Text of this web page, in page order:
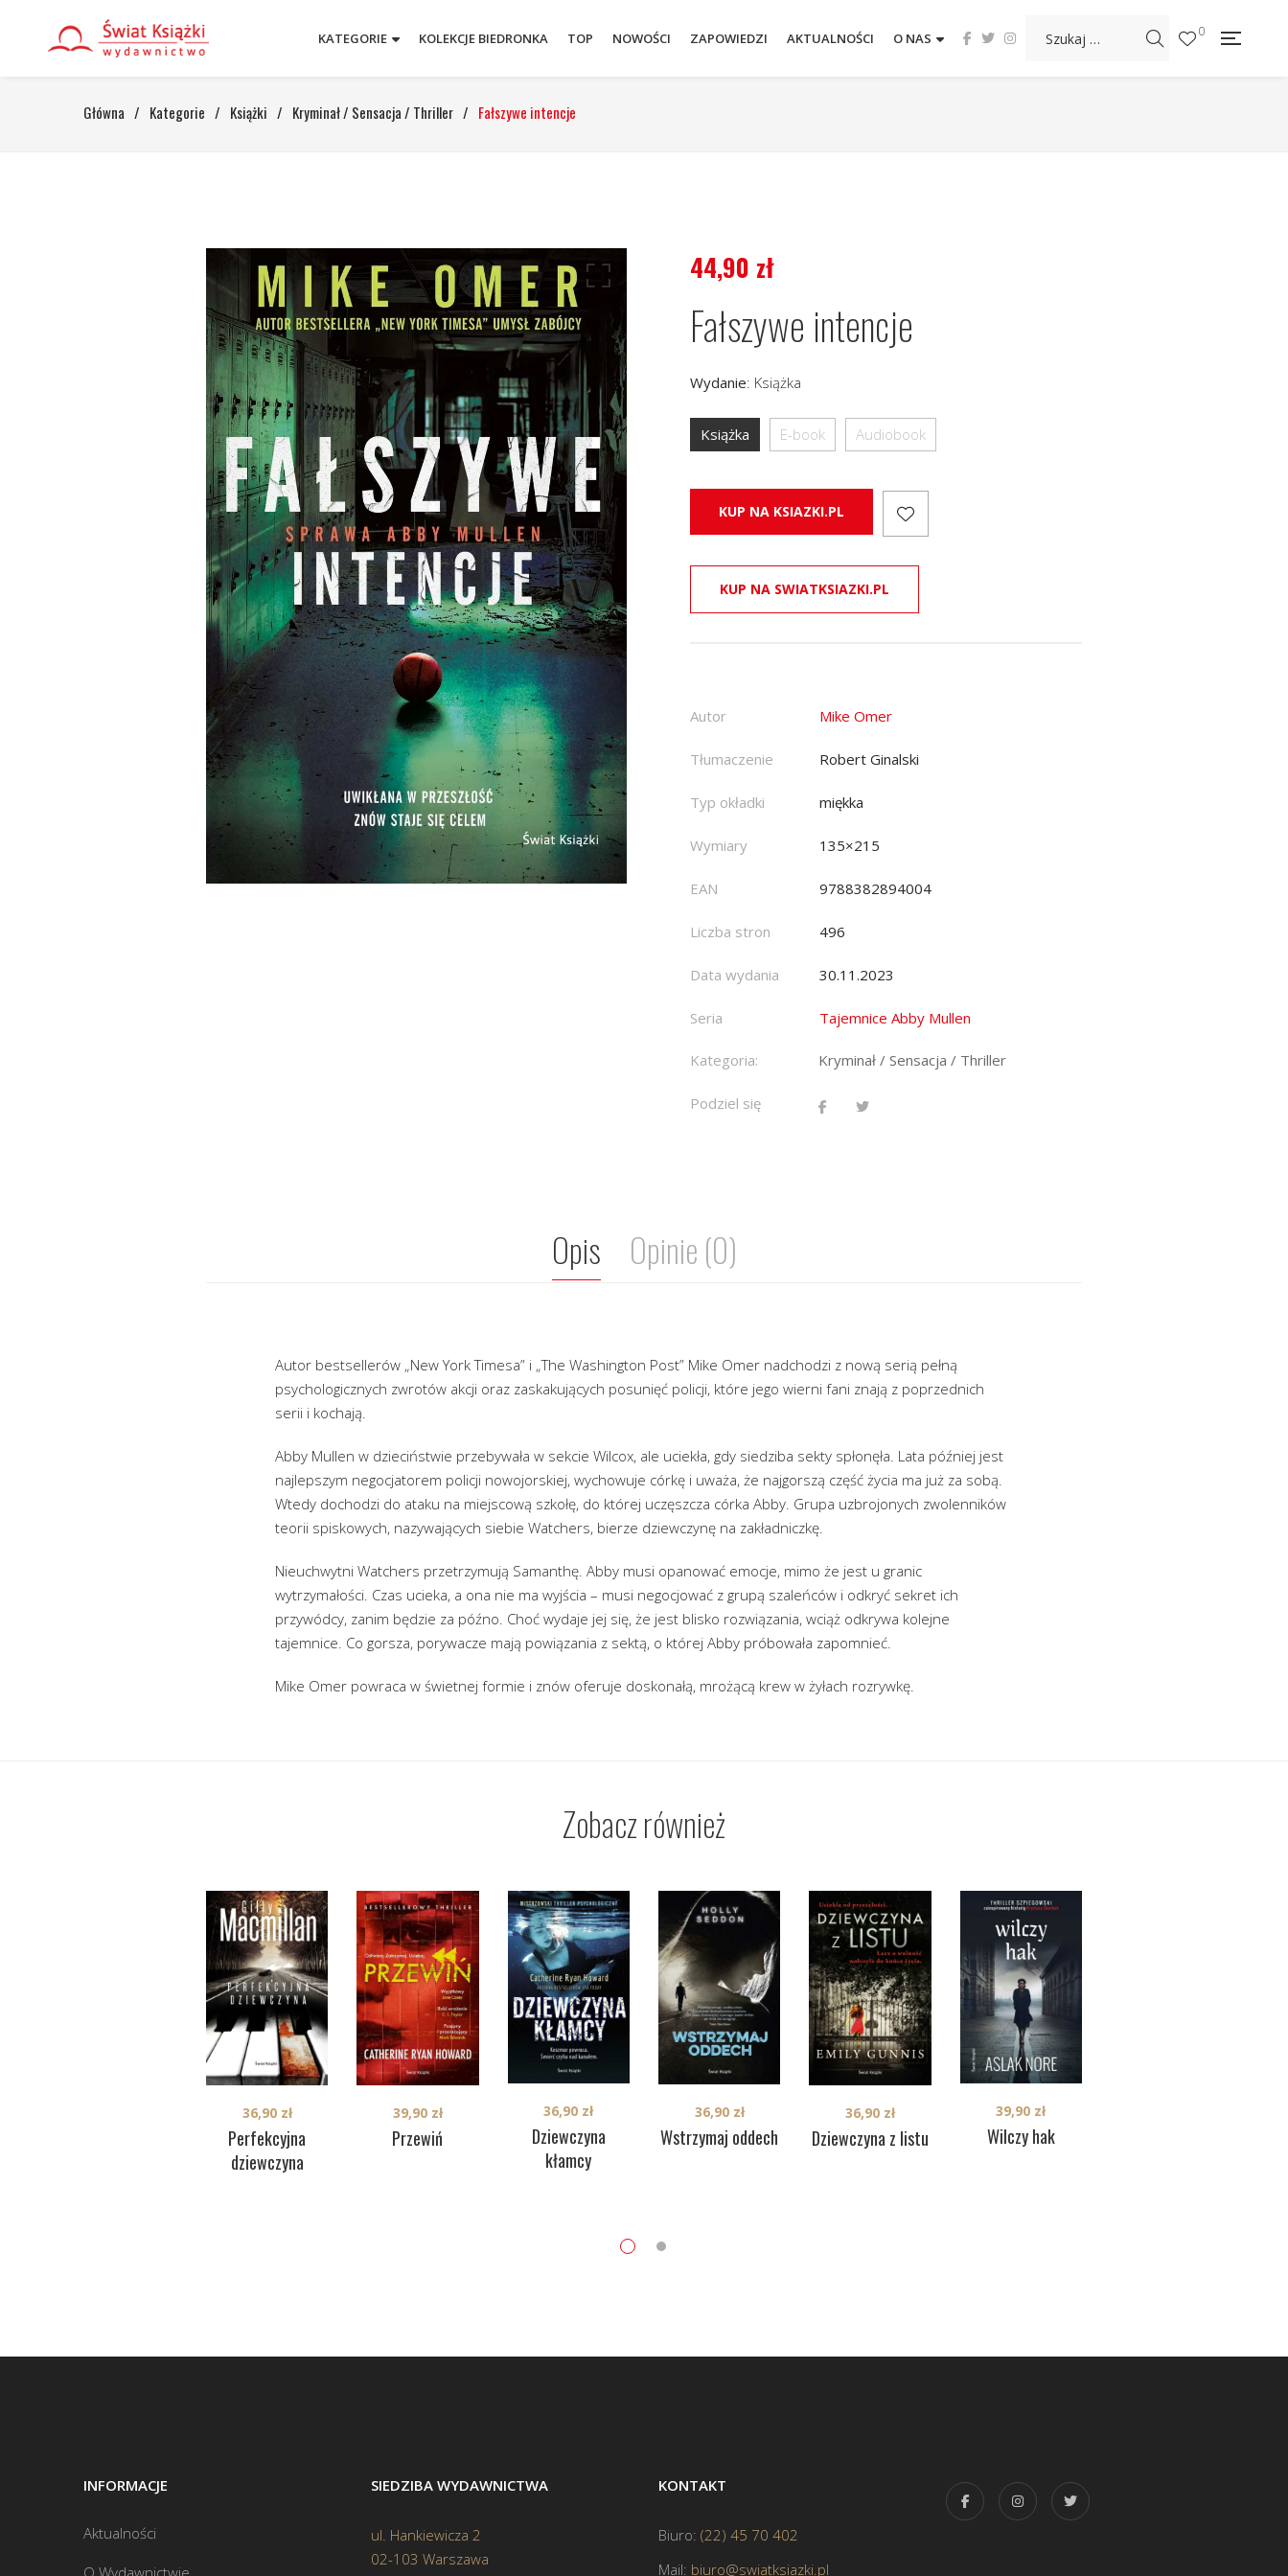
KATEGORIE KOLEKCJE BIEDRONKA TOP NOWOŚCI ZAPOWIEDZI AKTUALNOŚCI O NAS 0
Główna / Kategorie / Książki / Kryminał / Sensacja / Thriller / Fałszywe intencje
44,90 zł
Fałszywe intencje
Wydanie: Książka
Książka E-book Audiobook
KUP NA KSIAZKI.PL
KUP NA SWIATKSIAZKI.PL
Autor Mike Omer
Tłumaczenie Robert Ginalski
Typ okładki miękka
Wymiary 135×215
EAN 9788382894004
Liczba stron 496
Data wydania 30.11.2023
Seria Tajemnice Abby Mullen
Kategoria: Kryminał / Sensacja / Thriller
Podziel się
Opis Opinie (0)
Autor bestsellerów „New York Timesa” i „The Washington Post” Mike Omer nadchodzi z nową serią pełną
psychologicznych zwrotów akcji oraz zaskakujących posunięć policji, które jego wierni fani znają z poprzednich
serii i kochają.
Abby Mullen w dzieciństwie przebywała w sekcie Wilcox, ale uciekła, gdy siedziba sekty spłonęła. Lata później jest
najlepszym negocjatorem policji nowojorskiej, wychowuje córkę i uważa, że najgorszą część życia ma już za sobą.
Wtedy dochodzi do ataku na miejscową szkołę, do której uczęszcza córka Abby. Grupa uzbrojonych zwolenników
teorii spiskowych, nazywających siebie Watchers, bierze dziewczynę na zakładniczkę.
Nieuchwytni Watchers przetrzymują Samanthę. Abby musi opanować emocje, mimo że jest u granic
wytrzymałości. Czas ucieka, a ona nie ma wyjścia – musi negocjować z grupą szaleńców i odkryć sekret ich
przywódcy, zanim będzie za późno. Choć wydaje jej się, że jest blisko rozwiązania, wciąż odkrywa kolejne
tajemnice. Co gorsza, porywacze mają powiązania z sektą, o której Abby próbowała zapomnieć.
Mike Omer powraca w świetnej formie i znów oferuje doskonałą, mrożącą krew w żyłach rozrywkę.
Zobacz również
Perfekcyjna
dziewczyna
36,90 zł
Przewiń
39,90 zł
Dziewczyna
kłamcy
36,90 zł
Wstrzymaj oddech
36,90 zł
Dziewczyna z listu
36,90 zł
Wilczy hak
39,90 zł
INFORMACJE
Aktualności
SIEDZIBA WYDAWNICTWA
ul. Hankiewicza 2
02-103 Warszawa
KONTAKT
Biuro: (22) 45 70 402
Mail: biuro@swiatksiazki.pl